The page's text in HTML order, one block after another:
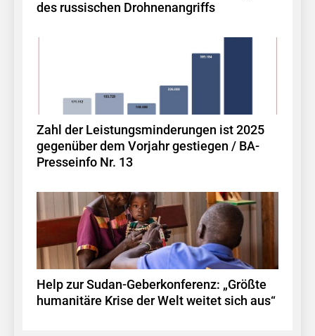
des russischen Drohnenangriffs
Zahl der Leistungsminderungen ist 2025
gegenüber dem Vorjahr gestiegen / BA-
Presseinfo Nr. 13
Help zur Sudan-Geberkonferenz: „Größte
humanitäre Krise der Welt weitet sich aus“